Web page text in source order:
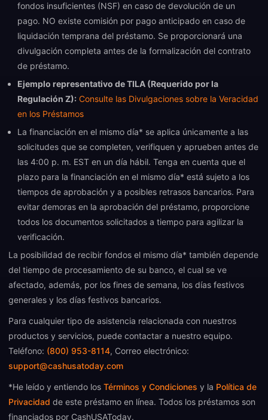
fondos insuficientes (NSF) en caso de devolución de un
pago. NO existe comisión por pago anticipado en caso de
liquidación temprana del préstamo. Se proporcionará una
divulgación completa antes de la formalización del contrato
de préstamo.
Ejemplo representativo de TILA (Requerido por la
Regulación Z): Consulte las Divulgaciones sobre la Veracidad
en los Préstamos
La financiación en el mismo día* se aplica únicamente a las
solicitudes que se completen, verifiquen y aprueben antes de
las 4:00 p. m. EST en un día hábil. Tenga en cuenta que el
plazo para la financiación en el mismo día* está sujeto a los
tiempos de aprobación y a posibles retrasos bancarios. Para
evitar demoras en la aprobación del préstamo, proporcione
todos los documentos solicitados a tiempo para agilizar la
verificación.
La posibilidad de recibir fondos el mismo día* también depende
del tiempo de procesamiento de su banco, el cual se ve
afectado, además, por los fines de semana, los días festivos
generales y los días festivos bancarios.
Para cualquier tipo de asistencia relacionada con nuestros
productos y servicios, puede contactar a nuestro equipo.
Teléfono: (800) 953-8114, Correo electrónico:
support@cashusatoday.com
*He leído y entiendo los Términos y Condiciones y la Política de
Privacidad de este préstamo en línea. Todos los préstamos son
financiados por CashUSAToday.